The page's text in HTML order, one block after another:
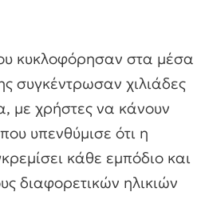
κυκλοφόρησαν στα μέσα
συγκέντρωσαν χιλιάδες
με χρήστες να κάνουν
υπενθύμισε ότι η
κάθε εμπόδιο και
διαφορετικών ηλικιών